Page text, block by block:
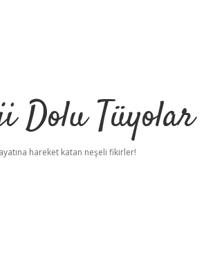
Dolu Tüyolar
hareket katan neşeli fikirler!